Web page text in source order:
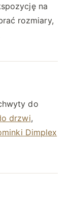
na
rozmiary,
do
drzwi,
Dimplex